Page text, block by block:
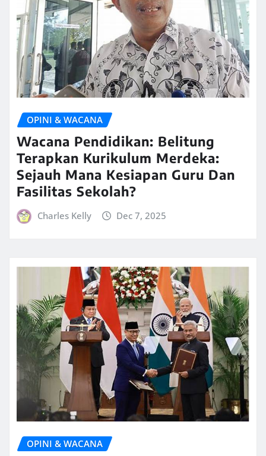
OPINI & WACANA
Wacana Pendidikan: Belitung
Terapkan Kurikulum Merdeka:
Sejauh Mana Kesiapan Guru Dan
Fasilitas Sekolah?
Charles Kelly Dec 7, 2025
OPINI & WACANA